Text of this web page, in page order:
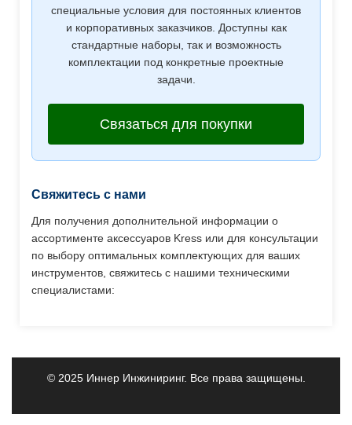
специальные условия для постоянных клиентов
и корпоративных заказчиков. Доступны как
стандартные наборы, так и возможность
комплектации под конкретные проектные
задачи.
Связаться для покупки
Свяжитесь с нами
Для получения дополнительной информации о
ассортименте аксессуаров Kress или для консультации
по выбору оптимальных комплектующих для ваших
инструментов, свяжитесь с нашими техническими
специалистами:
© 2025 Иннер Инжиниринг. Все права защищены.